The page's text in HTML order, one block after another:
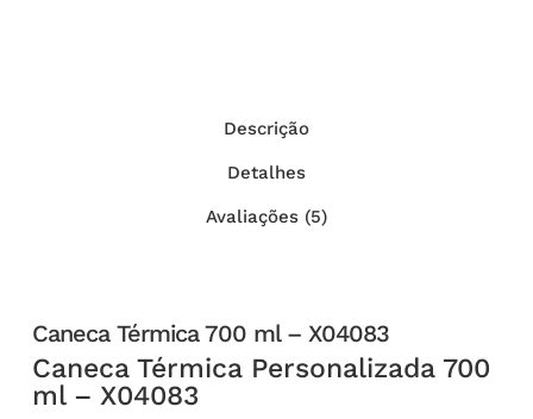
Descrição
Detalhes
Avaliações (5)
Caneca Térmica 700 ml – X04083
Caneca Térmica Personalizada 700
ml – X04083